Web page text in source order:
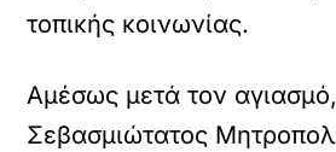
τοπικής κοινωνίας.
Αμέσως μετά τον
Σεβασμιώτατος